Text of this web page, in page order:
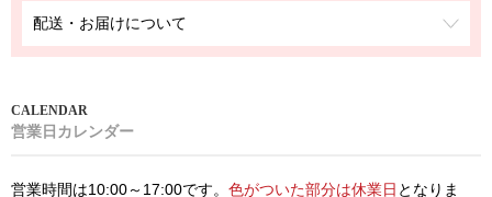
配送・お届けについて
営業日カレンダー
営業時間は10:00～17:00です。 色がついた部分は休業日 となりま